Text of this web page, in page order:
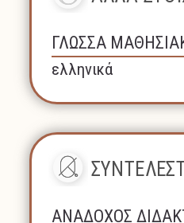
ΓΛΩΣΣΑ
ελληνικά
ΑΝΑΔΟΧΟΣ